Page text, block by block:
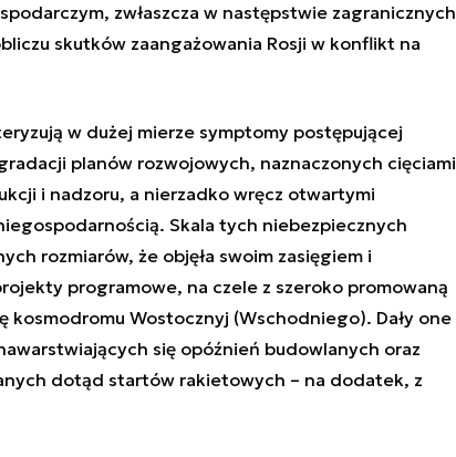
zwłaszcza w następstwie zagranicznych
skutków zaangażowania Rosji w konflikt na
w dużej mierze symptomy postępującej
planów rozwojowych, naznaczonych cięciami
i nadzoru, a nierzadko wręcz otwartymi
Skala tych niebezpiecznych
rozmiarów, że objęła swoim zasięgiem i
programowe, na czele z szeroko promowaną
Wostocznyj (Wschodniego). Dały one
się opóźnień budowlanych oraz
dotąd startów rakietowych – na dodatek, z